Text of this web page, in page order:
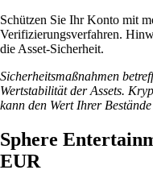
Schützen Sie Ihr Konto mit
Verifizierungsverfahren.
die Asset-Sicherheit.
Sicherheitsmaßnahmen
Wertstabilität der Assets.
kann den Wert Ihrer
Sphere
EUR